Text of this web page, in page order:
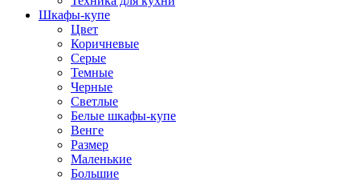
Шкафы-купе
Цвет
Коричневые
Серые
Темные
Черные
Светлые
Белые шкафы-купе
Венге
Размер
Маленькие
Большие